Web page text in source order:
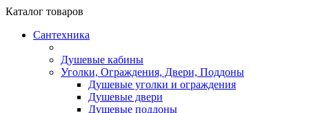
Каталог товаров
Сантехника
Душевые кабины
Уголки, Ограждения, Двери, Поддоны
Душевые уголки и ограждения
Душевые двери
Душевые поддоны